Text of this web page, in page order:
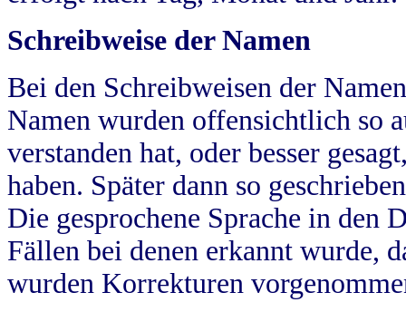
Schreibweise der Namen
Bei den Schreibweisen der
Namen wurden offensichtlich so
verstanden hat, oder besser
haben. Später dann so
Die gesprochene Sprache in
Fällen bei denen erkannt wurde,
wurden Korrekturen